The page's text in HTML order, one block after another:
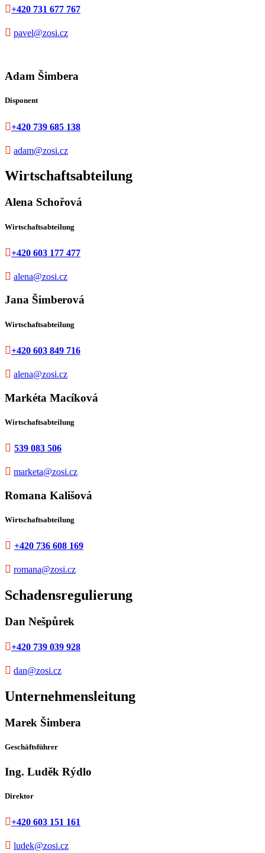
+420 731 677 767
 pavel@zosi.cz
Adam Šimbera
Disponent
+420 739 685 138
 adam@zosi.cz
Wirtschaftsabteilung
Alena Schořová
Wirtschaftsabteilung
+420 603 177 477
 alena@zosi.cz
Jana Šimberová
Wirtschaftsabteilung
+420 603 849 716
 alena@zosi.cz
Markéta Macíková
Wirtschaftsabteilung
 539 083 506
 marketa@zosi.cz
Romana Kališová
Wirtschaftsabteilung
 +420 736 608 169
 romana@zosi.cz
Schadensregulierung
Dan Nešpůrek
+420 739 039 928
 dan@zosi.cz
Unternehmensleitung
Marek Šimbera
Geschäftsführer
Ing. Luděk Rýdlo
Direktor
+420 603 151 161
 ludek@zosi.cz